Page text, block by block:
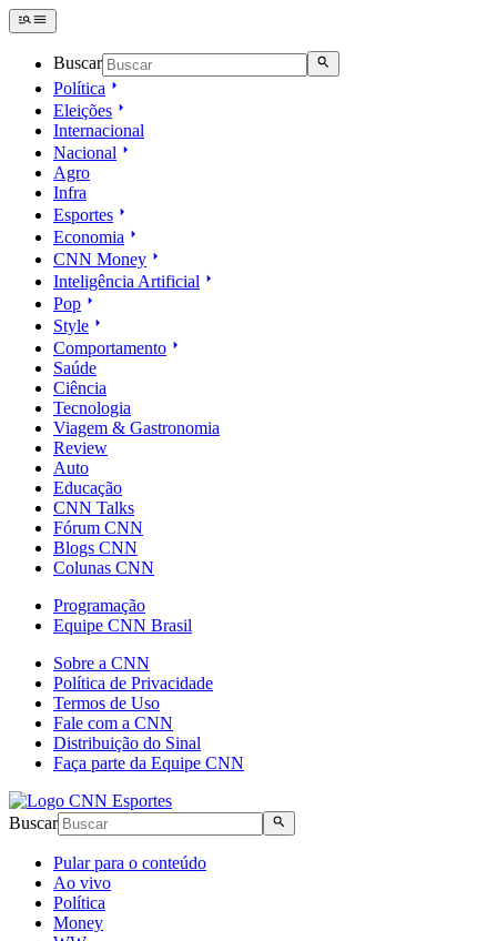
Buscar
Política
Eleições
Internacional
Nacional
Agro
Infra
Esportes
Economia
CNN Money
Inteligência Artificial
Pop
Style
Comportamento
Saúde
Ciência
Tecnologia
Viagem & Gastronomia
Review
Auto
Educação
CNN Talks
Fórum CNN
Blogs CNN
Colunas CNN
Programação
Equipe CNN Brasil
Sobre a CNN
Política de Privacidade
Termos de Uso
Fale com a CNN
Distribuição do Sinal
Faça parte da Equipe CNN
Buscar
Pular para o conteúdo
Ao vivo
Política
Money